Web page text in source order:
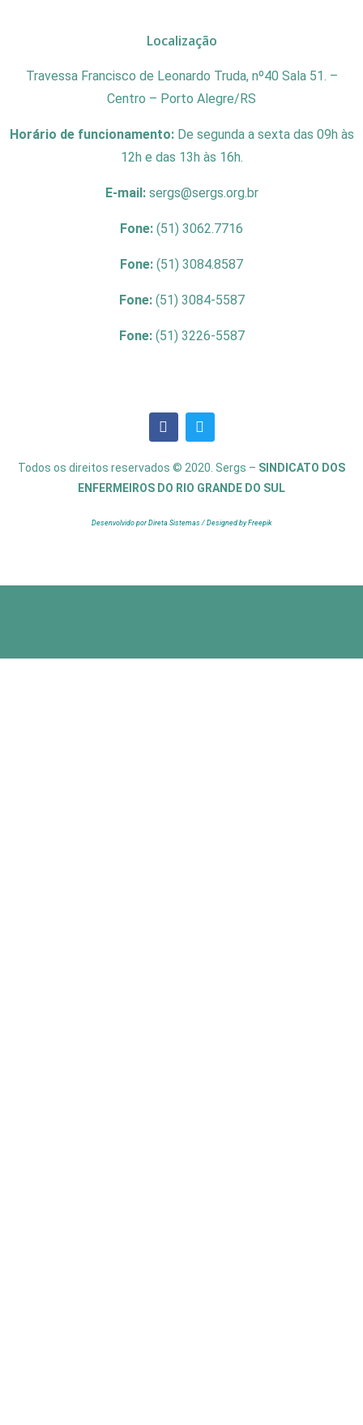
Localização
Travessa Francisco de Leonardo Truda, nº40 Sala 51. –
Centro – Porto Alegre/RS
Horário de funcionamento: De segunda a sexta das 09h às
12h e das 13h às 16h.
E-mail: sergs@sergs.org.br
Fone: (51) 3062.7716
Fone: (51) 3084.8587
Fone: (51) 3084-5587
Fone: (51) 3226-5587
Todos os direitos reservados © 2020. Sergs – SINDICATO DOS
ENFERMEIROS DO RIO GRANDE DO SUL
Desenvolvido por Direta Sistemas / Designed by Freepik